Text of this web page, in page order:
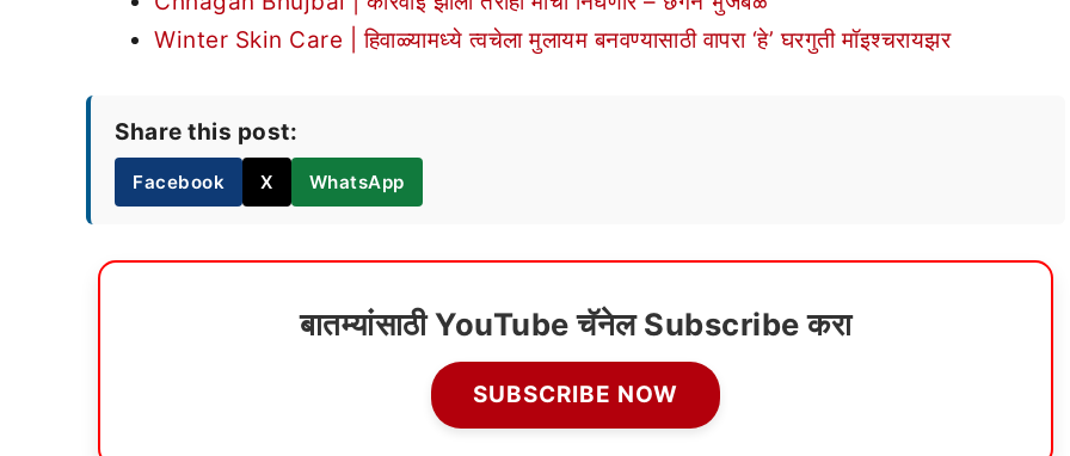
Winter Skin Care | हिवाळ्यामध्ये त्वचेला मुलायम बनवण्यासाठी वापरा ‘हे’ घरगुती मॉइश्चरायझर
Share this post:
Facebook X WhatsApp
बातम्यांसाठी YouTube चॅनेल Subscribe करा
SUBSCRIBE NOW